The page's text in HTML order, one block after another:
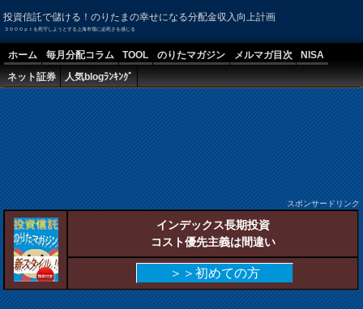
投資信託で儲ける！のりたまの幸せになる分配金収入向上計画
３０００ｐｔを死守しようとする上海市場に必死さを感じる
ホーム 毎月分配コラム TOOL のりたマガジン メルマガ目次
NISA
ネット証券
人気blogﾗﾝｷﾝｸﾞ
スポンサードリンク
インデックス長期投資
コスト優先主義は間違い
＞＞初めての方